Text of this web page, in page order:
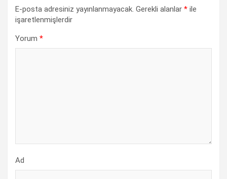
E-posta adresiniz yayınlanmayacak. Gerekli alanlar * ile
işaretlenmişlerdir
Yorum *
Ad